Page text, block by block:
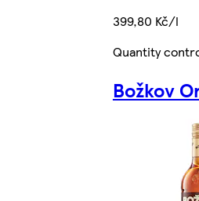
399,80 Kč/l
Quantity
Božkov